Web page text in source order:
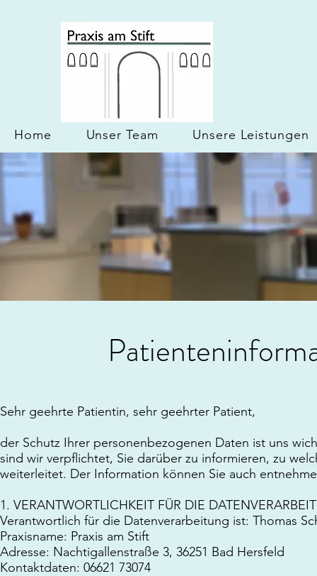
Home Unser Team Unsere Leistungen
Sehr geehrte Patientin, sehr geehrter Patient,
der Schutz Ihrer personenbezogenen Daten ist uns
sind wir verpflichtet, Sie darüber zu informieren, zu
weiterleitet. Der Information können Sie auch
1. VERANTWORTLICHKEIT FÜR DIE
Verantwortlich für die Datenverarbeitung ist: Thomas
Praxisname: Praxis am Stift
Adresse: Nachtigallenstraße 3, 36251 Bad Hersfeld
Kontaktdaten: 06621 73074